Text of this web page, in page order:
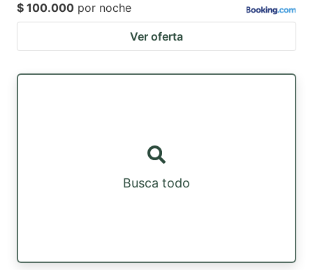
$ 100.000 por noche
Ver oferta
Busca todo